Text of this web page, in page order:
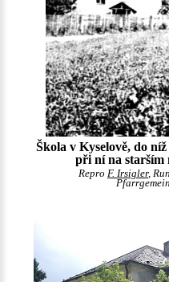
Škola v Kyselově, do
při ní na starším
Repro F. Irsigler,